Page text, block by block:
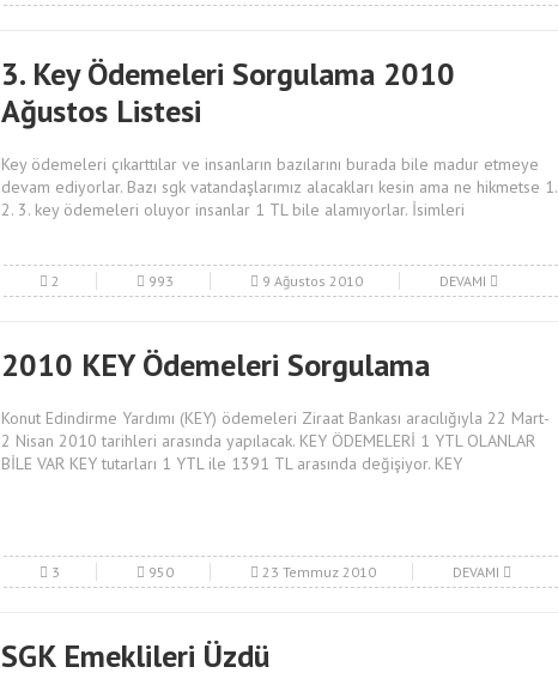
3. Key Ödemeleri Sorgulama 2010
Ağustos Listesi
Key ödemeleri çıkarttılar ve insanların bazılarını burada bile madur etmeye
devam ediyorlar. Bazı sgk vatandaşlarımız alacakları kesin ama ne hikmetse 1.
2. 3. key ödemeleri oluyor insanlar 1 TL bile alamıyorlar. İsimleri
2 993 9 Ağustos 2010 DEVAMI
2010 KEY Ödemeleri Sorgulama
Konut Edindirme Yardımı (KEY) ödemeleri Ziraat Bankası aracılığıyla 22 Mart-
2 Nisan 2010 tarihleri arasında yapılacak. KEY ÖDEMELERİ 1 YTL OLANLAR
BİLE VAR KEY tutarları 1 YTL ile 1391 TL arasında değişiyor. KEY
3 950 23 Temmuz 2010 DEVAMI
SGK Emeklileri Üzdü